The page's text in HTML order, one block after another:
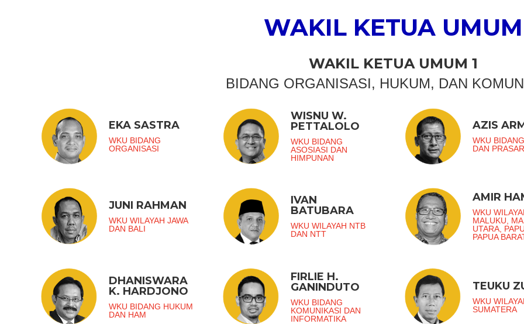
WAKIL KETUA UMUM
WAKIL KETUA UMUM 1
BIDANG ORGANISASI, HUKUM, DAN
EKA SASTRA
WKU BIDANG
ORGANISASI
WISNU W.
PETTALOLO
WKU BIDANG
ASOSIASI DAN
HIMPUNAN
AZIS
WKU
DAN
JUNI RAHMAN
WKU WILAYAH JAWA
DAN BALI
IVAN
BATUBARA
WKU WILAYAH NTB
DAN NTT
AMIR
WKU
MALUKU,
UTARA,
PAPUA
DHANISWARA
K. HARDJONO
WKU BIDANG HUKUM
DAN HAM
FIRLIE H.
GANINDUTO
WKU BIDANG
KOMUNIKASI DAN
INFORMATIKA
TEUKU
WKU
SUMATERA